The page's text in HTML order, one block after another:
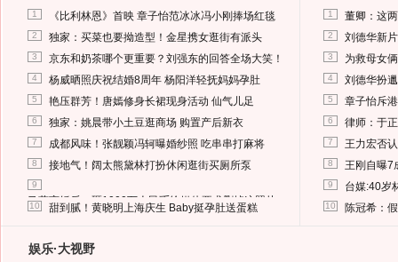
1 《比利林恩》首映 章子怡范冰冰冯小刚捧场红毯
2 独家：买菜也要拗造型！金星携女逛街有派头
3 京东和奶茶哪个更重要？刘强东的回答全场大笑！
4 杨威晒照庆祝结婚8周年 杨阳洋轻抚妈妈孕肚
5 艳压群芳！唐嫣修身长裙现身活动 仙气儿足
6 独家：姚晨带小土豆逛商场 购置产后新衣
7 成都风味！张靓颖冯轲曝婚纱照 吃串串打麻将
8 接地气！阔太熊黛林打扮休闲逛街买厕所泵
9
马蓉离婚后，砸1000万人民币给媒体要求删掉这照片
10 甜到腻！黄晓明上海庆生 Baby挺孕肚送蛋糕
1 董卿：这
2 刘德华新
3 为救母女
4 刘德华扮
5 章子怡斥
6 律师：于
7 王力宏否
8 王刚自曝7
9 台媒:40岁
10 陈冠希：
娱乐·大视野